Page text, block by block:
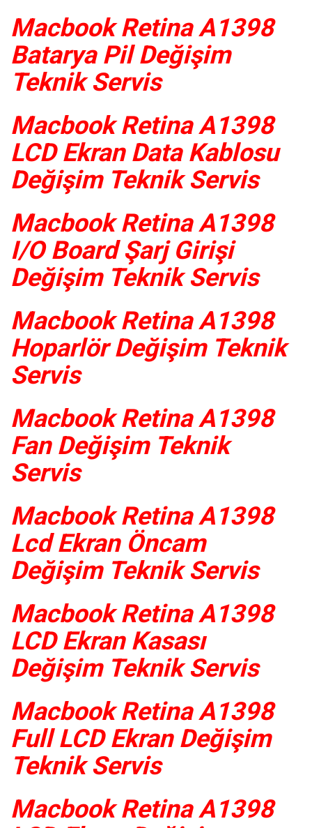
Macbook Retina A1398
Batarya Pil Değişim
Teknik Servis
Macbook Retina A1398
LCD Ekran Data Kablosu
Değişim Teknik Servis
Macbook Retina A1398
I/O Board Şarj Girişi
Değişim Teknik Servis
Macbook Retina A1398
Hoparlör Değişim Teknik
Servis
Macbook Retina A1398
Fan Değişim Teknik
Servis
Macbook Retina A1398
Lcd Ekran Öncam
Değişim Teknik Servis
Macbook Retina A1398
LCD Ekran Kasası
Değişim Teknik Servis
Macbook Retina A1398
Full LCD Ekran Değişim
Teknik Servis
Macbook Retina A1398